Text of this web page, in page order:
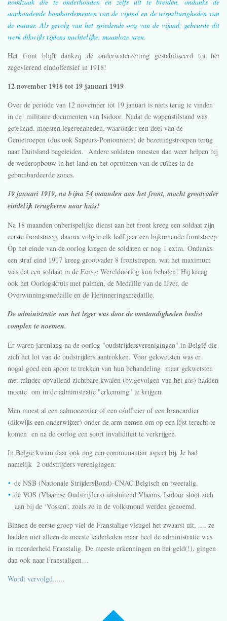
aanhoudende bombardementen van de vijand en de wispelturigheden van
de natuur. Als gevolg van het spiedende oog van de vijand, gebeurde dit
werk dikwijls tijdens nachtelijke, maanloze uren.
Het front blijft dankzij de onderwaterzetting gestabiliseerd tot het
zegevierend eindoffensief in 1918!
12 november 1918 tot 19 januari 1919
Over de periode van 12 november tot 19 januari is niets terug te vinden
in de militaire documenten van Isidoor. Nadat de wapenstilstand was
getekend, moesten legereenheden, waaronder een deel van de
Genietroepen (dus ook Sapeurs-Pontonniers) de bezettingstroepen terug
naar Duitsland begeleiden. Andere soldaten moesten dan weer helpen bij
de wederopbouw in het land en het opruimen van de ruïnes in de
gebombardeerde zones.
19 januari 1919, na bijna 54 maanden aan het front, mocht grootvader
eindelijk terugkeren naar huis!
Na 18 maanden onberispelijke dienst aan het front kreeg een soldaat zijn
eerste frontstreep, daarna volgde elk half jaar een bijkomende frontstreep.
Op het einde van de oorlog kregen de soldaten er nog 1 extra. Ondanks
een straf eind 1917 kreeg grootvader 8 frontstrepen, wat het maximum
was dat een soldaat in de Eerste Wereldoorlog kon behalen! Hij kreeg
ook het Oorlogskruis met palmen, de Medaille van de IJzer, de
Overwinningsmedaille en de Herinneringsmedaille.
De administratie van het leger was door de omstandigheden beslist
complex te noemen.
Er waren jarenlang na de oorlog "oudstrijdersverenigingen" in België die
zich het lot van de oudstrijders aantrokken. Voor gekwetsten was er
nogal goed een spoor te trekken van hun behandeling maar gekwetsten
met minder opvallend zichtbare kwalen (bv.gevolgen van het gas) hadden
moeite om in de administratie "erkenning" te krijgen.
Men moest al een aalmoezenier of een o/officier of een brancardier
(dikwijls een onderwijzer) onder de arm nemen om op een lijst terecht te
komen en na de oorlog een soort invaliditeit te verkrijgen.
In België kwam daar ook nog een communautair aspect bij. Je had
namelijk 2 oudstrijders verenigingen:
de NSB (Nationale StrijdersBond)-CNAC Belgisch en tweetalig.
de VOS (Vlaamse Oudstrijders) uitsluitend Vlaams. Isidoor sloot zich
aan bij de ‘Vossen’, zoals ze in de volksmond werden genoemd.
Binnen de eerste groep viel de Franstalige vleugel het zwaarst uit, .... ze
hadden niet alleen de meeste kaderleden maar heel de administratie was
in meerderheid Franstalig. De meeste erkenningen en het geld(!), gingen
dan ook naar Franstaligen…
Wordt vervolgd......